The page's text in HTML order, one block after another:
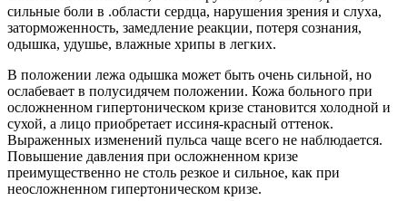
сильные боли в .области сердца, нарушения зрения и слуха,
заторможенность, замедление реакции, потеря сознания,
одышка, удушье, влажные хрипы в легких.
В положении лежа одышка может быть очень сильной, но
ослабевает в полусидячем положении. Кожа больного при
осложненном гипертоническом кризе становится холодной и
сухой, а лицо приобретает иссиня-красный оттенок.
Выраженных изменений пульса чаще всего не наблюдается.
Повышение давления при осложненном кризе
преимущественно не столь резкое и сильное, как при
неосложненном гипертоническом кризе.